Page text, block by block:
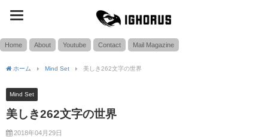
toggle
Home About Youtube Contact Mail Magazine
ホーム Mind Set 美しき262文字の世界
Mind Set
美しき262文字の世界
2018年04月29日